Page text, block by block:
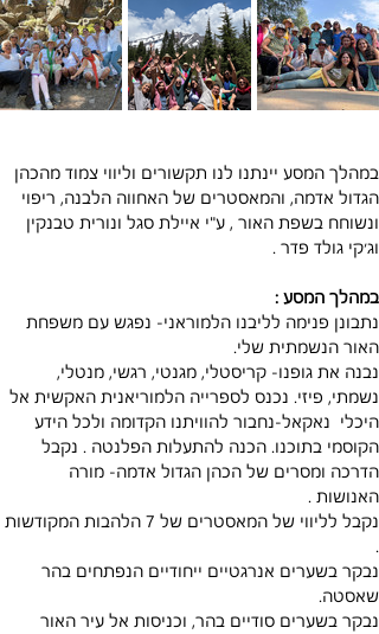
במהלך המסע יינתנו לנו תקשורים וליווי צמוד מהכהן
הגדול אדמה, והמאסטרים של האחווה הלבנה, ריפוי
ונשוחח בשפת האור , ע"י איילת סגל ונורית טבנקין
וג׳קי גולד פדר .
במהלך המסע :
נתבונן פנימה לליבנו הלמוראני- נפגש עם משפחת
האור הנשמתית שלי.
נבנה את גופנו- קריסטלי, מגנטי, רגשי, מנטלי,
נשמתי, פיזי. נכנס לספרייה הלמוריאנית האקשית אל
היכלי  נאקאל-נחבור להוויתנו הקדומה ולכל הידע
הקוסמי בתוכנו. הכנה להתעלות הפלנטה . נקבל
הדרכה ומסרים של הכהן הגדול אדמה- מורה
האנושות .
נקבל לליווי של המאסטרים של 7 הלהבות המקודשות
.
נבקר בשערים אנרגטיים ייחודיים הנפתחים בהר
שאסטה.
נבקר בשערים סודיים בהר, וכניסות אל עיר האור